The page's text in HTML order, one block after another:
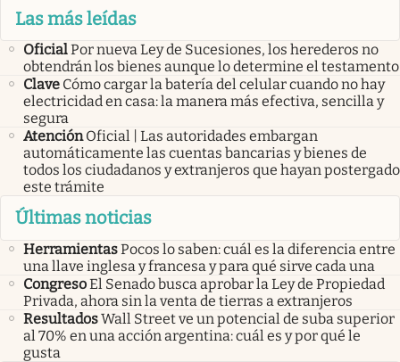
Las más leídas
OficialPor nueva Ley de Sucesiones, los herederos no
obtendrán los bienes aunque lo determine el testamento
Clave Cómo cargar la batería del celular cuando no hay
electricidad en casa: la manera más efectiva, sencilla y
segura
Atención Oficial | Las autoridades embargan
automáticamente las cuentas bancarias y bienes de
todos los ciudadanos y extranjeros que hayan postergado
este trámite
Últimas noticias
HerramientasPocos lo saben: cuál es la diferencia entre
una llave inglesa y francesa y para qué sirve cada una
CongresoEl Senado busca aprobar la Ley de Propiedad
Privada, ahora sin la venta de tierras a extranjeros
ResultadosWall Street ve un potencial de suba superior
al 70% en una acción argentina: cuál es y por qué le
gusta